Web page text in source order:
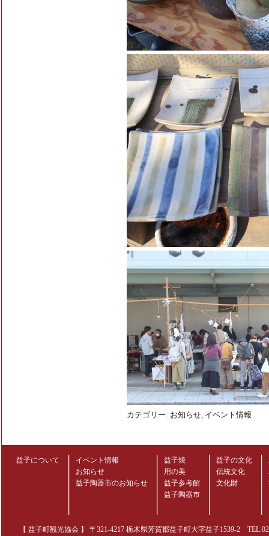
カテゴリー: お知らせ, イベント情報
益子について
イベント情報
お知らせ
益子陶器市のお知らせ
益子焼
用の美
益子参考館
益子陶器市
益子の文化
伝統文化
文化財
【 益子町観光協会 】 〒321-4217 栃木県芳賀郡益子町大字益子1539-2